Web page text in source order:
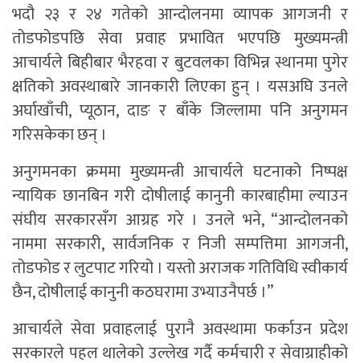
भदौ २३ र २४ गतेको आन्दोलनमा व्यापक आगजनी र
तोडफोडपछि सेवा प्रवाह प्रभावित भएपछि मुख्यमन्त्री
आचार्यले बिहीबार भैरहवा र बुटवलका विभिन्न स्थानमा पुगेर
क्षतिको अवस्थाबारे जानकारी लिएका हुन् । यसअघि उनले
अर्घाखाँची, प्यूठान, दाङ र बाँके जिल्लामा पनि अनुगमन
गरिसकेका छन् ।
अनुगमनका क्रममा मुख्यमन्त्री आचार्यले घटनाको निष्पक्ष
न्यायिक छानबिन गरी दोषीलाई कानुनी कारबाहीमा ल्याउन
संघीय सरकारसँग आग्रह गरे । उनले भने, “आन्दोलनको
नाममा सरकारी, सार्वजनिक र निजी सम्पत्तिमा आगजनी,
तोडफोड र लुटपाट गरियो । यस्तो अराजक गतिविधि स्वीकार्य
छैन, दोषीलाई कानुनी कठघरामा उभ्याउनैपर्छ ।”
आचार्यले सेवा प्रवाहलाई पुरानै अवस्थामा फर्काउन प्रदेश
सरकारले पहल थालेको उल्लेख गर्दै कर्मचारी र सेवाग्राहीको